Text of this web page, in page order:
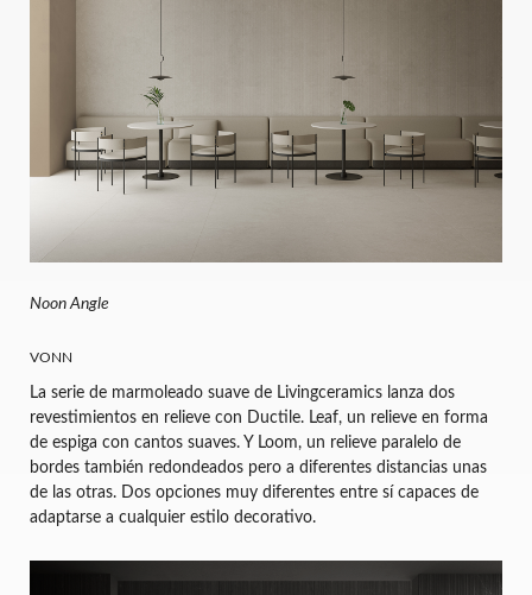
Noon Angle
VONN
La serie de marmoleado suave de Livingceramics lanza dos
revestimientos en relieve con Ductile. Leaf, un relieve en forma
de espiga con cantos suaves. Y Loom, un relieve paralelo de
bordes también redondeados pero a diferentes distancias unas
de las otras. Dos opciones muy diferentes entre sí capaces de
adaptarse a cualquier estilo decorativo.